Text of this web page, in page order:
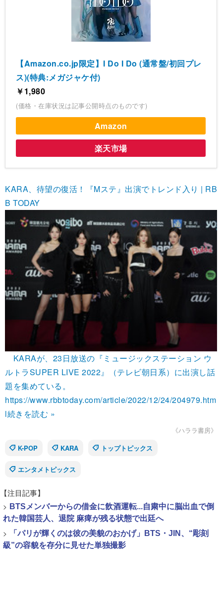
【Amazon.co.jp限定】I Do I Do (通常盤/初回プレ
ス)(特典:メガジャケ付)
￥1,980
(価格・在庫状況は記事公開時点のものです)
Amazon
楽天市場
KARA、待望の復活！『Mステ』出演でトレンド入り | RB
B TODAY
KARAが、23日放送の『ミュージックステーション ウ
ルトラSUPER LIVE 2022』（テレビ朝日系）に出演し話
題を集めている。
https://www.rbbtoday.com/article/2022/12/24/204979.htm
l続きを読む »
《ハララ書房》
K-POP
KARA トップトピックス
エンタメトピックス
【注目記事】
> BTSメンバーからの借金に飲酒運転...自粛中に脳出血で倒
れた韓国芸人、退院 麻痺が残る状態で出廷へ
>
「パリが輝くのは彼の美貌のおかげ」BTS・JIN、“彫刻
級”の容貌を存分に見せた単独撮影